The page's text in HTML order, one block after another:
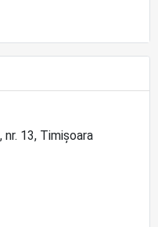
nr. 13, Timișoara